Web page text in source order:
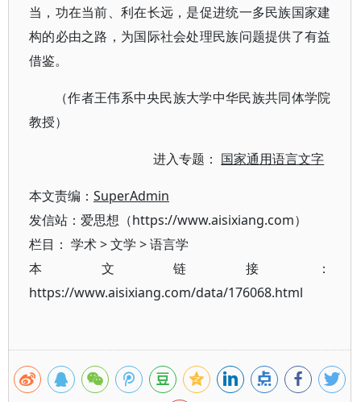
当，功在当前、利在长远，是促进统一多民族国家建
构的必由之路，为国际社会处理民族问题提供了有益
借鉴。
（作者王伟系中央民族大学中华民族共同体学院
教授）
进入专题： 国家通用语言文字
本文责编： SuperAdmin
发信站：爱思想（https://www.aisixiang.com）
栏目： 学术>文学 >语言学
本文链接：
https://www.aisixiang.com/data/176068.html